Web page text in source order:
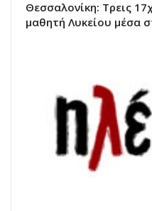
Θεσσαλονίκη: Τρεις
μαθητή Λυκείου μέσα